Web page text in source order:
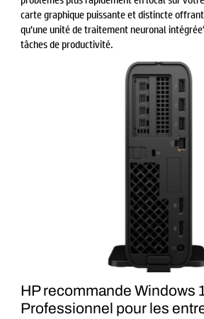
carte graphique puissante et distincte offrant
qu’une unité de traitement neuronal intégrée
tâches de productivité.
HP recommande Windows
Professionnel pour les